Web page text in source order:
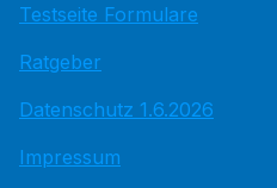
Testseite Formulare
Ratgeber
Datenschutz 1.6.2026
Impressum